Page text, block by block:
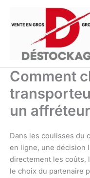
contenu
Comment
un
Dans les coulisses du
en ligne, une décision
directement les coûts,
le choix du partenaire